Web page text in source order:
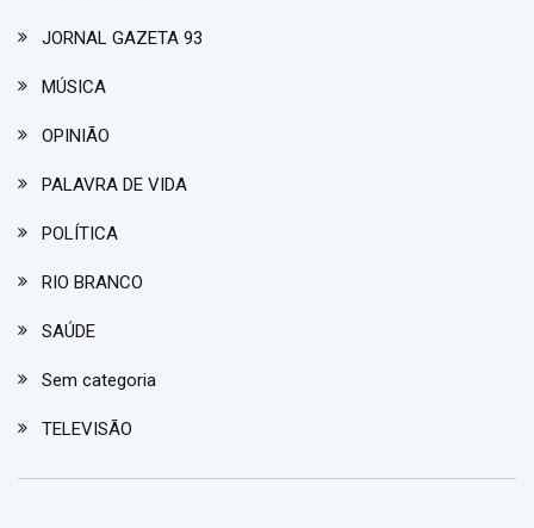
JORNAL GAZETA 93
MÚSICA
OPINIÃO
PALAVRA DE VIDA
POLÍTICA
RIO BRANCO
SAÚDE
Sem categoria
TELEVISÃO